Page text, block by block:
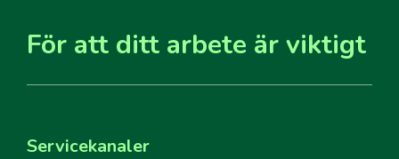
För att ditt arbete är viktigt
Servicekanaler